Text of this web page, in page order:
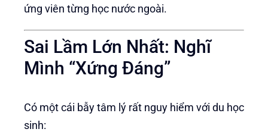
ứng viên từng học nước ngoài.
Sai Lầm Lớn Nhất: Nghĩ
Mình “Xứng Đáng”
Có một cái bẫy tâm lý rất nguy hiểm với du học
sinh: